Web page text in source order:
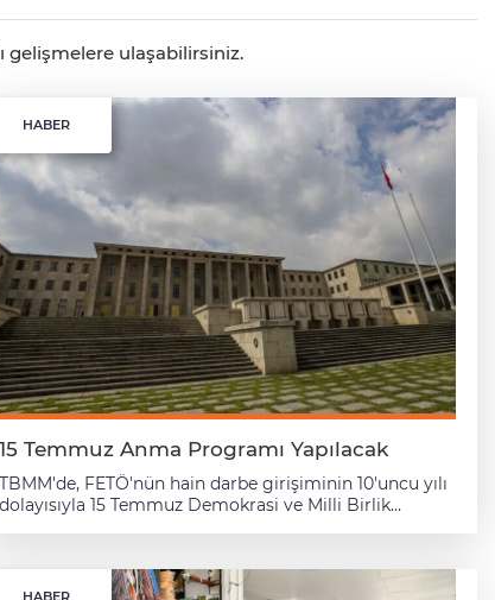
gelişmelere ulaşabilirsiniz.
HABER
15 Temmuz Anma Programı Yapılacak
TBMM'de, FETÖ'nün hain darbe girişiminin 10'uncu yılı
dolayısıyla 15 Temmuz Demokrasi ve Milli Birlik
hain darbe girişiminin 10'uncu yılı dolayısıyla milli
iradenin sembolü TBMM çatısı altında 15 Temmuz